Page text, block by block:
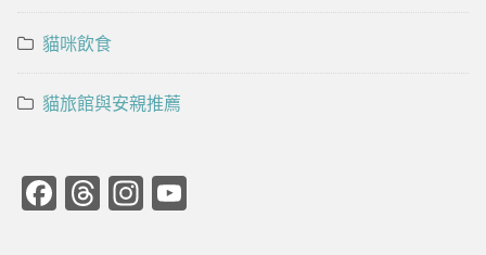
貓咪飲食
貓旅館與安親推薦
Facebook
ThreadsInstagram